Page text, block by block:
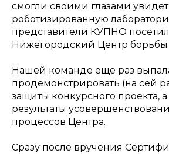
смогли своими глазами
роботизированную
представители КУПНО
Нижегородский Центр
Нашей команде еще раз
продемонстрировать (на сей
защиты конкурсного проекта,
результаты
процессов Центра.
Сразу после вручения